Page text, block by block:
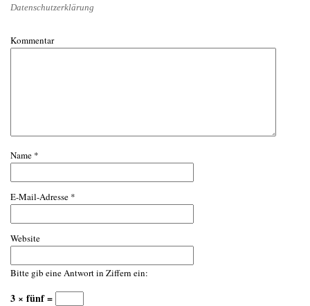
Datenschutzerklärung
Kommentar
Name *
E-Mail-Adresse *
Website
Bitte gib eine Antwort in Ziffern ein:
3 × fünf =